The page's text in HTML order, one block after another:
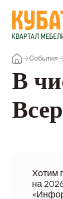
События
В
Хотим
на